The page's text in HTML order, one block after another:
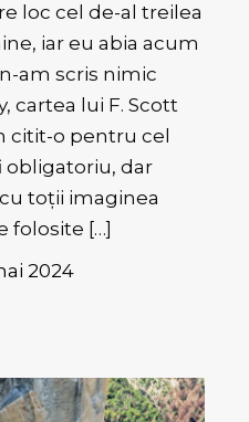
loc cel de-al treilea
iar eu abia acum
am scris nimic
cartea lui F. Scott
citit-o pentru cel
obligatoriu, dar
toții imaginea
folosite […]
2024